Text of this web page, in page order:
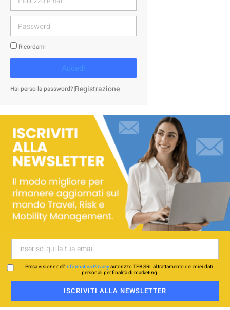
Ricordami
Accedi
Hai perso la password?|Registrazione
Presa visione dell’Informativa Privacyautorizzo TFB SRL al trattamento dei miei dati
personali per finalità di marketing
ISCRIVITI ALLA NEWSLETTER